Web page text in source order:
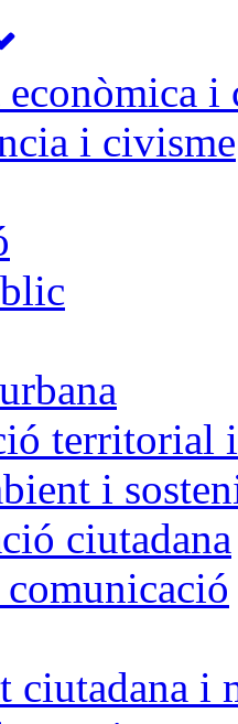
i
i civisme
territorial
i
ciutadana
comunicació
ciutadana i